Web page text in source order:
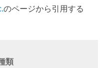
のページから引用する
類